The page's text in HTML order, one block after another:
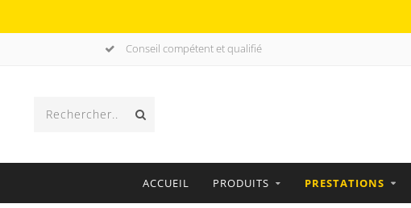
Conseil compétent et qualifié
ACCUEIL PRODUITS PRESTATIONS